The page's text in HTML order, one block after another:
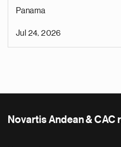
Panama
Jul 24, 2026
Novartis Andean & CAC